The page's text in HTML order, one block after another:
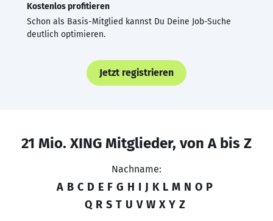
Kostenlos profitieren
Schon als Basis-Mitglied kannst Du Deine Job-Suche
deutlich optimieren.
Jetzt registrieren
21 Mio. XING Mitglieder, von A bis Z
Nachname:
A B C D E F G H I J K L M N O P
Q R S T U V W X Y Z